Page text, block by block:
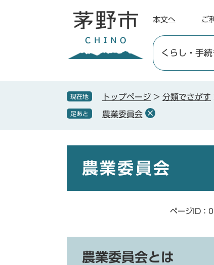
本文へ ご
くらし ・手
現在地 トップページ > 分類でさがす
足あと 農業委員会
農業委員会
ページID：
農業委員会とは